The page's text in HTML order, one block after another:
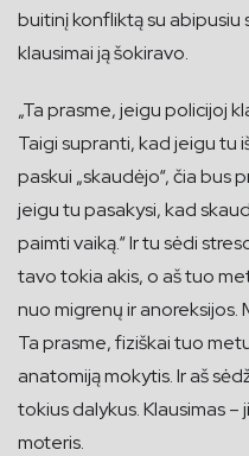
buitinį konfliktą su abipusiu
klausimai ją šokiravo.
„Ta prasme, jeigu policijoj
Taigi supranti, kad jeigu tu
paskui „skaudėjo“, čia bus
jeigu tu pasakysi, kad
paimti vaiką.“ Ir tu sėdi
tavo tokia akis, o aš tuo
nuo migrenų ir anoreksijos.
Ta prasme, fiziškai tuo
anatomiją mokytis. Ir aš
tokius dalykus. Klausimas –
moteris.